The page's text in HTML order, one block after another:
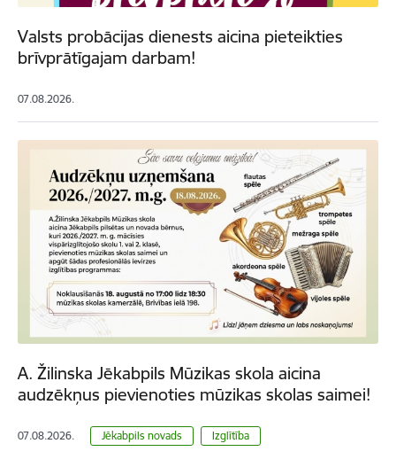
Valsts probācijas dienests aicina pieteikties
brīvprātīgajam darbam!
07.08.2026.
A. Žilinska Jēkabpils Mūzikas skola aicina
audzēkņus pievienoties mūzikas skolas saimei!
07.08.2026. Jēkabpils novads Izglītība